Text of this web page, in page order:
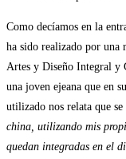
Como decíamos en la
ha sido realizado por una
Artes y Diseño Integral y
una joven ejeana que en
utilizado nos relata que se
china, utilizando mis
quedan integradas en el